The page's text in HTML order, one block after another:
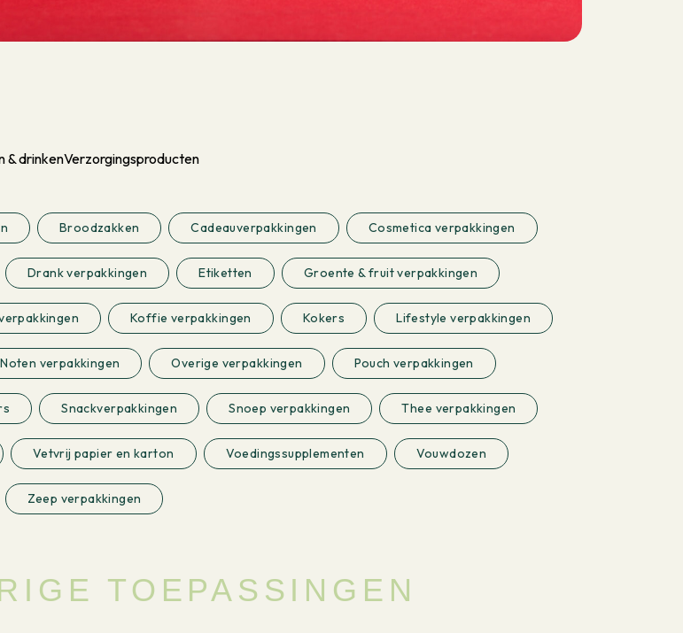
& drinkenVerzorgingsproducten
Broodzakken Cadeauverpakkingen Cosmetica verpakkingen
Drank verpakkingen Etiketten Groente & fruit verpakkingen
Koffie verpakkingen Kokers Lifestyle verpakkingen
Noten verpakkingen Overige verpakkingen Pouch verpakkingen
Snackverpakkingen Snoep verpakkingen Thee verpakkingen
Vetvrij papier en karton Voedingssupplementen Vouwdozen
Zeep verpakkingen
TOEPASSINGEN